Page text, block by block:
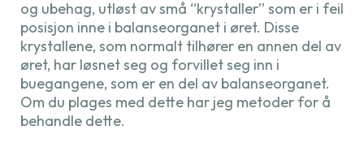
og ubehag, utløst av små “krystaller” som er i feil
posisjon inne i balanseorganet i øret. Disse
krystallene, som normalt tilhører en annen del av
øret, har løsnet seg og forvillet seg inn i
buegangene, som er en del av balanseorganet.
Om du plages med dette har jeg metoder for å
behandle dette.